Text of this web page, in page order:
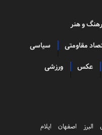
و هنر
مقاومتی سیاسی
عکس ورزشی
البرز اصفهان
ایلام